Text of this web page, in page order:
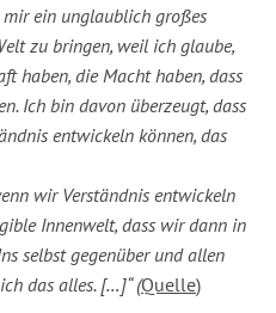
mir ein unglaublich großes
zu bringen, weil ich glaube,
haben, die Macht haben, dass
Ich bin davon überzeugt, dass
entwickeln können, das
wir Verständnis entwickeln
Innenwelt, dass wir dann in
selbst gegenüber und allen
das alles. […]“ (Quelle)